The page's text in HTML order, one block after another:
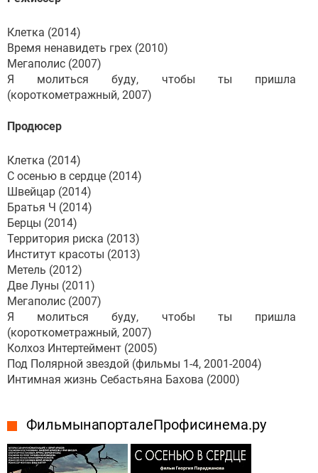
Клетка (2014)
Время ненавидеть грех (2010)
Мегаполис (2007)
Я молиться буду, чтобы ты пришла
(короткометражный, 2007)
Продюсер
Клетка (2014)
С осенью в сердце (2014)
Швейцар (2014)
Братья Ч (2014)
Берцы (2014)
Территория риска (2013)
Институт красоты (2013)
Метель (2012)
Две Луны (2011)
Мегаполис (2007)
Я молиться буду, чтобы ты пришла
(короткометражный, 2007)
Колхоз Интертеймент (2005)
Под Полярной звездой (фильмы 1-4, 2001-2004)
Интимная жизнь Себастьяна Бахова (2000)
Фильмы на портале Профисинема.ру